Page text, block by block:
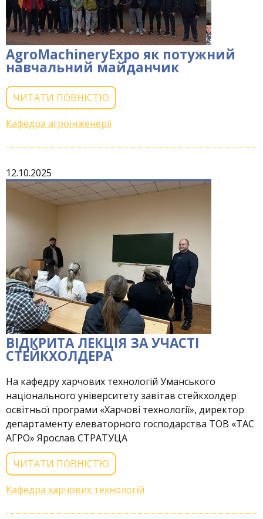
AgroMachineryExpo як потужний
навчальний майданчик
ЧИТАТИ ПОВНІСТЮ
Кафедра агроінженерії
12.10.2025
ВІДКРИТА ЛЕКЦІЯ ЗА УЧАСТІ
СТЕЙКХОЛДЕРА
На кафедру харчових технологій Уманського
національного університету завітав стейкхолдер
освітньої програми «Харчові технології», директор
департаменту елеваторного господарства ТОВ «ТАС
АГРО» Ярослав СТРАТУЦА
ЧИТАТИ ПОВНІСТЮ
Кафедра харчових технологій